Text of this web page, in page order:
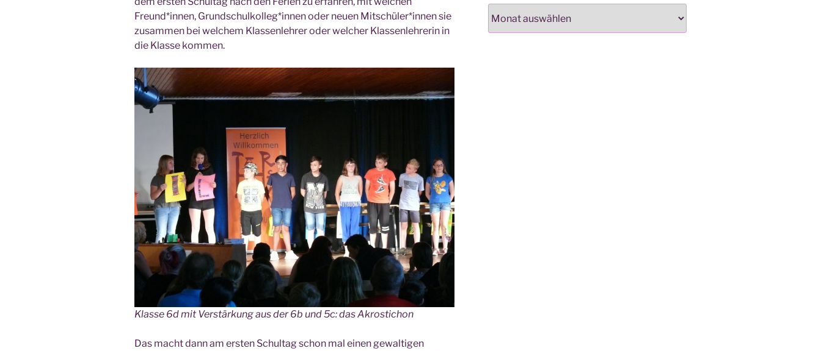
Freund*innen, Grundschulkolleg*innen oder neu­en Mitschüler*innen sie
zusam­men bei wel­chem Klas­sen­leh­rer oder wel­cher Klas­sen­leh­re­rin in
die Klas­se kommen.
Klas­se 6d mit Ver­stär­kung aus der 6b und 5c: das Akrostichon
Das macht dann am ers­ten Schul­tag schon mal einen gewal­ti­gen